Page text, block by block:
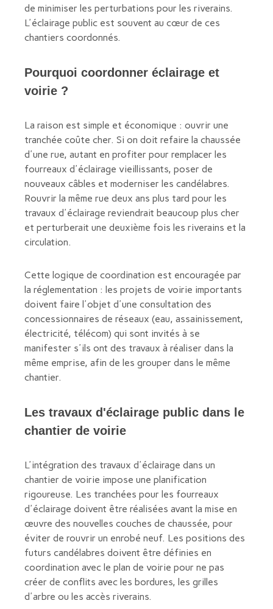
de minimiser les perturbations pour les riverains.
L'éclairage public est souvent au cœur de ces
chantiers coordonnés.
Pourquoi coordonner éclairage et
voirie ?
La raison est simple et économique : ouvrir une
tranchée coûte cher. Si on doit refaire la chaussée
d'une rue, autant en profiter pour remplacer les
fourreaux d'éclairage vieillissants, poser de
nouveaux câbles et moderniser les candélabres.
Rouvrir la même rue deux ans plus tard pour les
travaux d'éclairage reviendrait beaucoup plus cher
et perturberait une deuxième fois les riverains et la
circulation.
Cette logique de coordination est encouragée par
la réglementation : les projets de voirie importants
doivent faire l'objet d'une consultation des
concessionnaires de réseaux (eau, assainissement,
électricité, télécom) qui sont invités à se
manifester s'ils ont des travaux à réaliser dans la
même emprise, afin de les grouper dans le même
chantier.
Les travaux d'éclairage public dans le
chantier de voirie
L'intégration des travaux d'éclairage dans un
chantier de voirie impose une planification
rigoureuse. Les tranchées pour les fourreaux
d'éclairage doivent être réalisées avant la mise en
œuvre des nouvelles couches de chaussée, pour
éviter de rouvrir un enrobé neuf. Les positions des
futurs candélabres doivent être définies en
coordination avec le plan de voirie pour ne pas
créer de conflits avec les bordures, les grilles
d'arbre ou les accès riverains.